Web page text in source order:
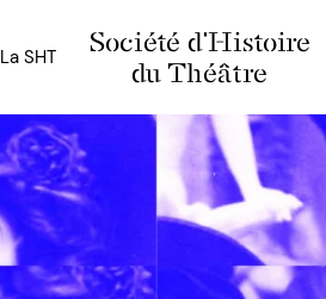
Société d'Histoire
du Théâtre
La SHT